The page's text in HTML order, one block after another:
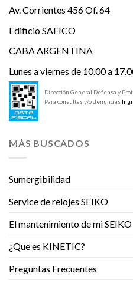
Av. Corrientes 456 Of. 64
Edificio SAFICO
CABA ARGENTINA
Lunes a viernes de 10.00 a
Dirección General Defensa y
Para consultas y/o denuncias
MÁS BUSCADOS
Sumergibilidad
Service de relojes SEIKO
El mantenimiento de mi SEIKO
¿Que es KINETIC?
Preguntas Frecuentes